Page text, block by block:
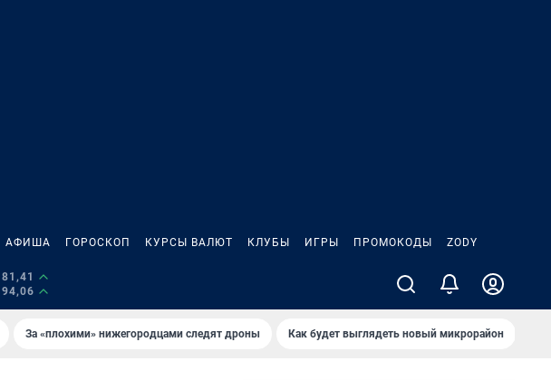
АФИША ГОРОСКОП КУРСЫ ВАЛЮТ КЛУБЫ ИГРЫ ПРОМОКОДЫ ZODY
94,06
За «плохими» нижегородцами следят дроны Как будет выглядеть новый микрорайон